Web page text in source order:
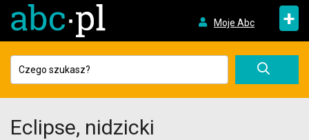
Moje Abc +
Eclipse, nidzicki